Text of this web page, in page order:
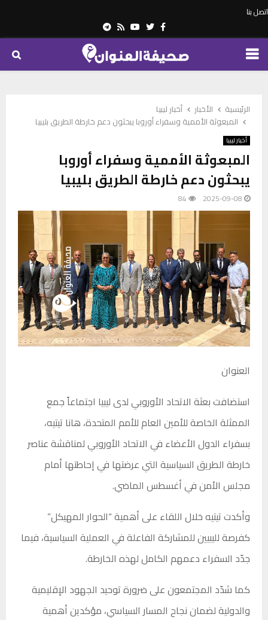
اتصل بنا
Facebook
Twitter
Youtube
Rss
Telegram
PRIMARY
الرئيسية الأخبار
أخبار ليبيا
المبعوثة الأممية وسفراء أوروبا يبحثون دعم خارطة الطريق بليبيا
أخبار ليبيا
المبعوثة الأممية وسفراء أوروبا
يبحثون دعم خارطة الطريق بليبيا
2025-09-08
84
العنوان
استضافت بعثة الاتحاد الأوروبي لدى ليبيا اجتماعاً جمع
الممثلة الخاصة للأمين العام للأمم المتحدة، هانا تيتيه،
بسفراء الدول الأعضاء في الاتحاد الأوروبي لمناقشة عناصر
خارطة الطريق السياسية التي عرضتها في إحاطتها أمام
مجلس الأمن في أغسطس الماضي.
وأكدت تيتيه خلال اللقاء على أهمية “الحوار المهيكل”
كفرصة لليبيين للمشاركة الفاعلة في العملية السياسية، فيما
جدّد السفراء دعمهم الكامل لهذه الخارطة.
كما شدّد المجتمعون على ضرورة توحيد الجهود الإقليمية
والدولية لضمان نجاح المسار السياسي، مؤكدين أهمية